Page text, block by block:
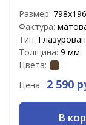
Размер: 798x196
Фактура:
Тип:
Толщина: 9 мм
Цвета:
Цена: 2 590
В